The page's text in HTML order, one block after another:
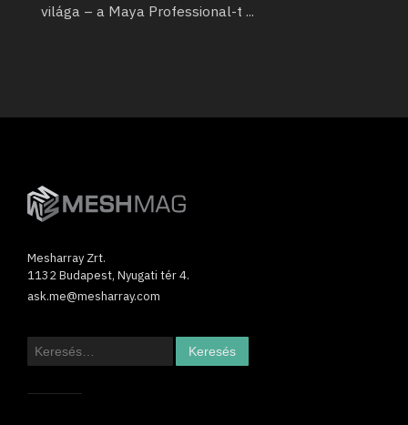
világa – a Maya Professional-t ...
Mesharray Zrt.
1132 Budapest, Nyugati tér 4.
ask.me@mesharray.com
Keresés: